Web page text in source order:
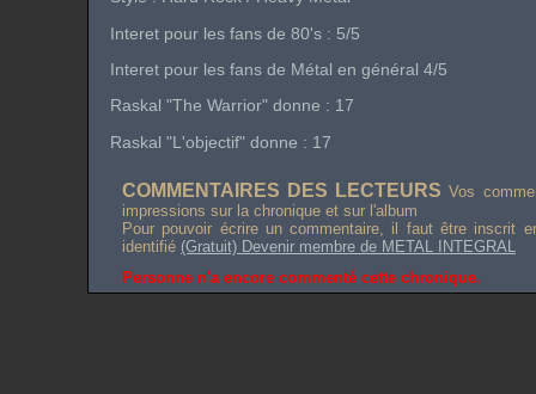
Interet pour les fans de 80's : 5/5
Interet pour les fans de Métal en général 4/5
Raskal "The Warrior" donne : 17
Raskal "L'objectif" donne : 17
COMMENTAIRES DES LECTEURS Vos
impressions sur la chronique et sur l'album
Pour pouvoir écrire un commentaire, il faut être inscrit
identifié (Gratuit) Devenir membre de METAL INTEGRAL
Personne n'a encore commenté cette chronique.